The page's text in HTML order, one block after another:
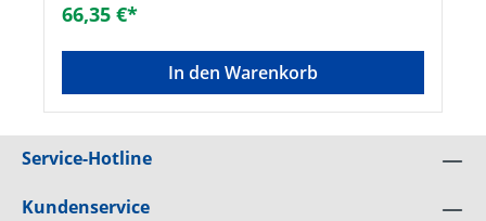
Datenpassend für Marke: VAILLANT
66,35 €*
In den Warenkorb
Service-Hotline
Kundenservice